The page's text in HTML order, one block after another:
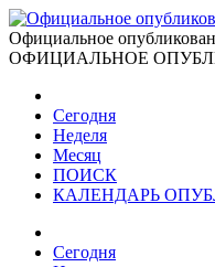
Официальное
ОФИЦИАЛЬНОЕ
Сегодня
Неделя
Месяц
ПОИСК
КАЛЕНДАРЬ
Сегодня